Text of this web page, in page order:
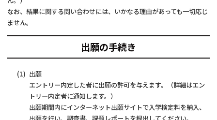
なお、結果に関する問い合わせには、いかなる理由があっても一切応じ
ません。
出願の手続き
出願
エントリー内定した者に出願の許可を与えます。（詳細はエン
トリー内定者に通知します。）
出願期間内にインターネット出願サイトで入学検定料を納入、